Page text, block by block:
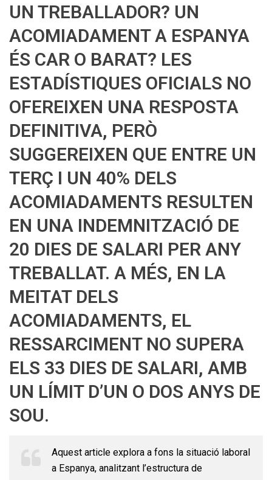
UN TREBALLADOR? UN
ACOMIADAMENT A ESPANYA
ÉS CAR O BARAT? LES
ESTADÍSTIQUES OFICIALS NO
OFEREIXEN UNA RESPOSTA
DEFINITIVA, PERÒ
SUGGEREIXEN QUE ENTRE UN
TERÇ I UN 40% DELS
ACOMIADAMENTS RESULTEN
EN UNA INDEMNITZACIÓ DE
20 DIES DE SALARI PER ANY
TREBALLAT. A MÉS, EN LA
MEITAT DELS
ACOMIADAMENTS, EL
RESSARCIMENT NO SUPERA
ELS 33 DIES DE SALARI, AMB
UN LÍMIT D’UN O DOS ANYS DE
SOU.
Aquest article explora a fons la situació laboral
a Espanya, analitzant l’estructura de